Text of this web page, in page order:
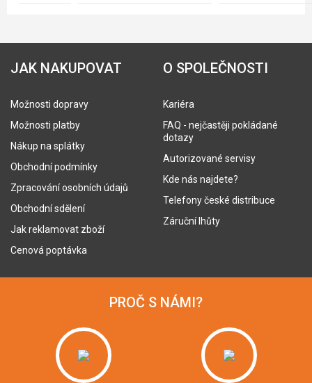
JAK NAKUPOVAT
Možnosti dopravy
Možnosti platby
Nákup na splátky
Obchodní podmínky
Zpracování osobních údajů
Obchodní sdělení
Jak reklamovat zboží
Cenová poptávka
O SPOLEČNOSTI
Kariéra
FAQ - nejčastěji pokládané
dotazy
Autorizované servisy
Kde nás najdete?
Telefony české distribuce
Záruční lhůty
PROČ S NÁMI?